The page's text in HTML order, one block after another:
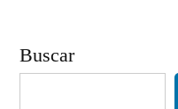
Buscar